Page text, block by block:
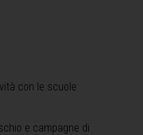
con le scuole
e campagne di